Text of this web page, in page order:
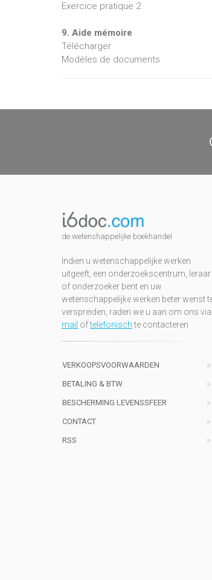
Exercice pratique 2
9. Aide mémoire
Télécharger
Modèles de documents
de wetenshappelijke boekhandel
Indien u wetenschappelijke werken
uitgeeft, een onderzoekscentrum, leraar
of onderzoeker bent en uw
wetenschappelijke werken beter wenst
verspreiden, raden we u aan om ons via
mail oftelefonischte contacteren
VERKOOPSVOORWAARDEN
BETALING & BTW
BESCHERMING LEVENSSFEER
CONTACT
RSS